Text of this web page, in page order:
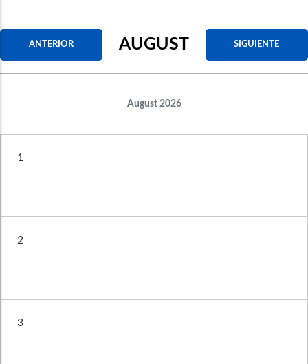
ANTERIOR AUGUST SIGUIENTE
August 2026
1
2
3